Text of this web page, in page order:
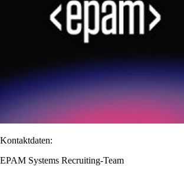
Kontaktdaten:
EPAM Systems Recruiting-Team